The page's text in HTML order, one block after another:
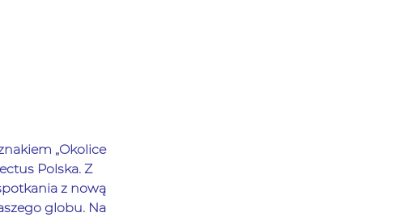
„Okolice
Polska. Z
z nową
globu. Na